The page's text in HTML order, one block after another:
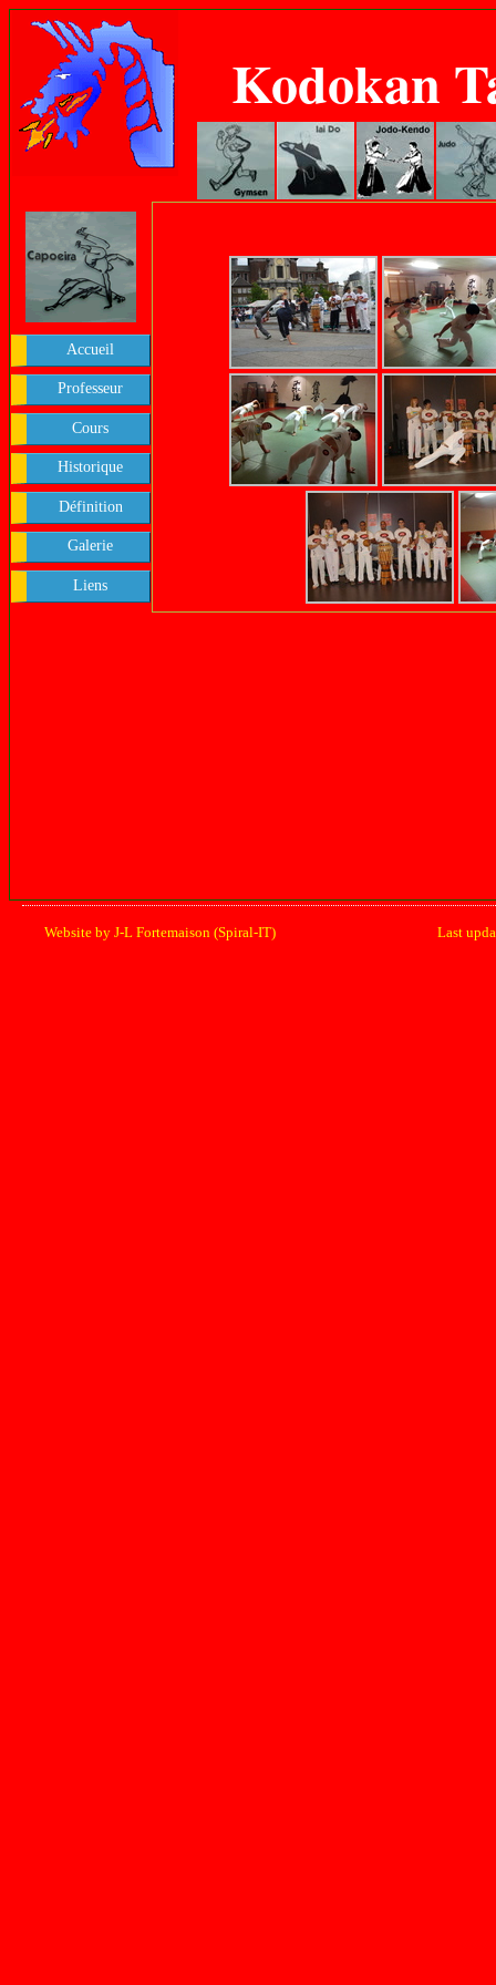
Kodokan
Accueil
Professeur
Cours
Historique
Définition
Galerie
Liens
Website by J-L Fortemaison (Spiral-IT) Last